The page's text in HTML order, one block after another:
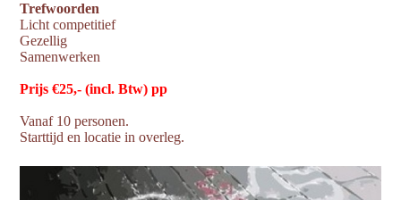
Trefwoorden
Licht competitief
Gezellig
Samenwerken
Prijs €25,- (incl. Btw) pp
Vanaf 10 personen.
Starttijd en locatie in overleg.